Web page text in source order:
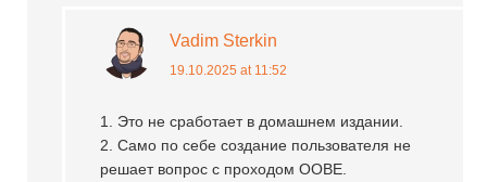
Vadim Sterkin
19.10.2025 at 11:52
1. Это не сработает в домашнем издании.
2. Само по себе создание пользователя не
решает вопрос с проходом OOBE.